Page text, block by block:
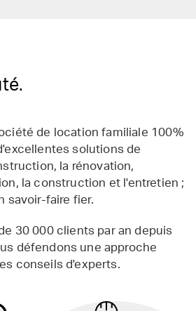
de location familiale 100%
solutions de
la rénovation,
la construction et l'entretien ;
savoir-faire fier.
30 000 clients par an depuis
défendons une approche
conseils d'experts.